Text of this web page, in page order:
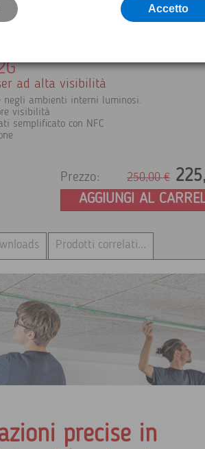
ad alta visibilità
negli ambienti interni luminosi.
visibilità
semplificato con NFC
Prezzo: 250,00€
AGGIUNGI AL
Prodotti correlati...
precise in
Accetto